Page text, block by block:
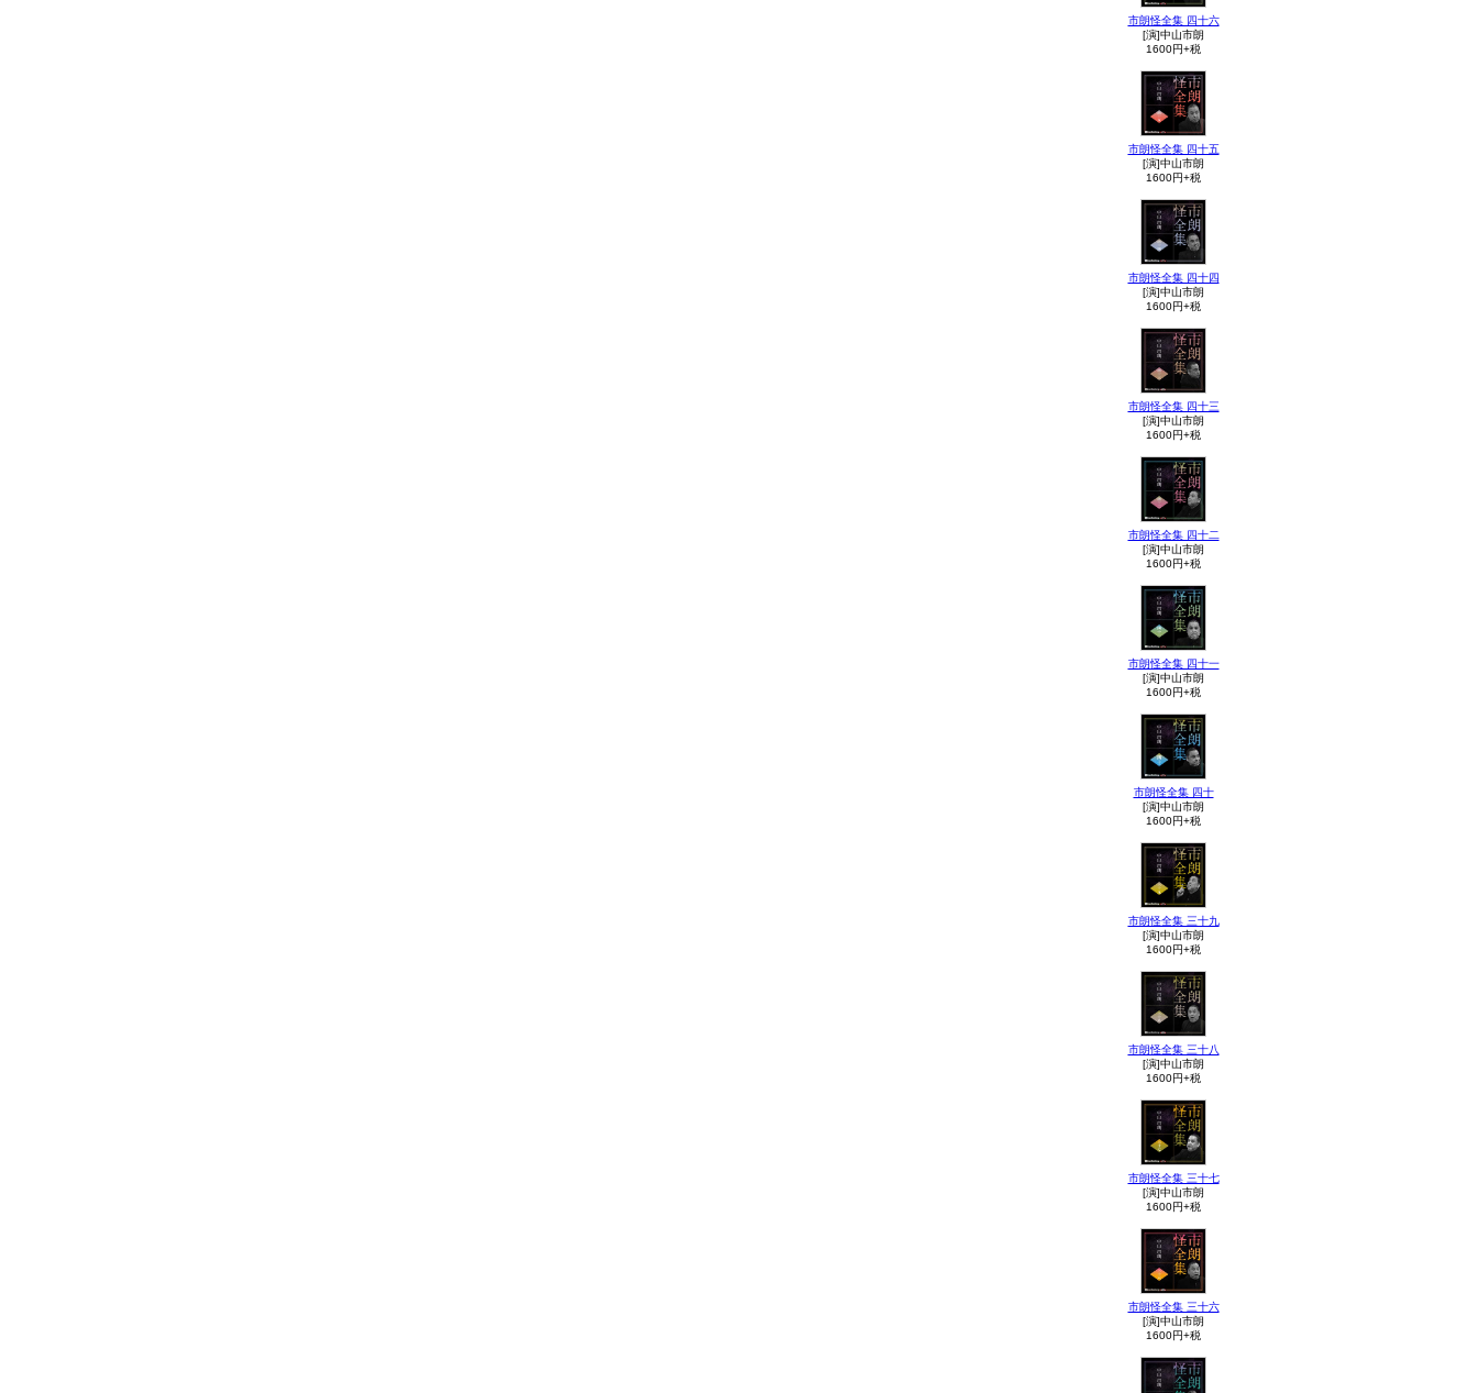
市朗怪全集 四十六
[演]中山市朗
1600円+税
市朗怪全集 四十五
[演]中山市朗
1600円+税
市朗怪全集 四十四
[演]中山市朗
1600円+税
市朗怪全集 四十三
[演]中山市朗
1600円+税
市朗怪全集 四十二
[演]中山市朗
1600円+税
市朗怪全集 四十一
[演]中山市朗
1600円+税
市朗怪全集 四十
[演]中山市朗
1600円+税
市朗怪全集 三十九
[演]中山市朗
1600円+税
市朗怪全集 三十八
[演]中山市朗
1600円+税
市朗怪全集 三十七
[演]中山市朗
1600円+税
市朗怪全集 三十六
[演]中山市朗
1600円+税